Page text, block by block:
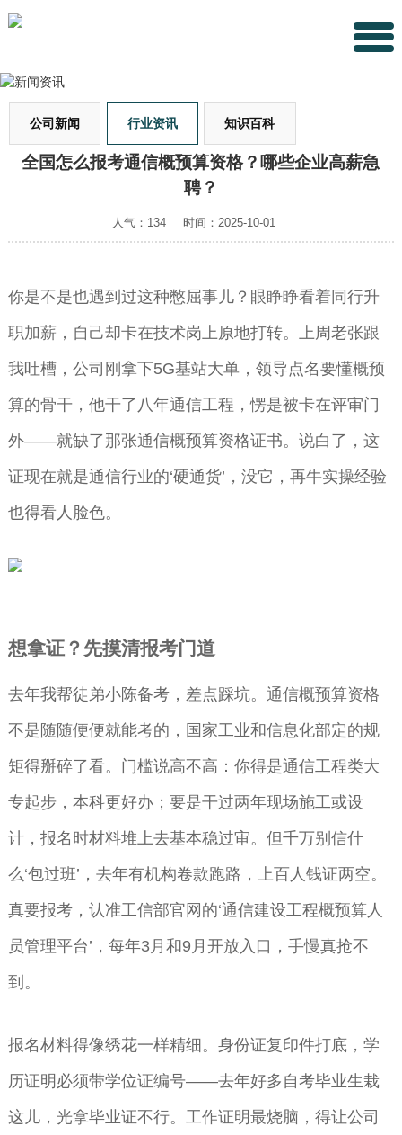
公司新闻 行业资讯 知识百科
全国怎么报考通信概预算资格？哪些企业高薪急
聘？
人气：134 时间：2025-10-01
你是不是也遇到过这种憋屈事儿？眼睁睁看着同行升
职加薪，自己却卡在技术岗上原地打转。上周老张跟
我吐槽，公司刚拿下5G基站大单，领导点名要懂概预
算的骨干，他干了八年通信工程，愣是被卡在评审门
外——就缺了那张通信概预算资格证书。说白了，这
证现在就是通信行业的‘硬通货’，没它，再牛实操经验
也得看人脸色。
想拿证？先摸清报考门道
去年我帮徒弟小陈备考，差点踩坑。通信概预算资格
不是随随便便就能考的，国家工业和信息化部定的规
矩得掰碎了看。门槛说高不高：你得是通信工程类大
专起步，本科更好办；要是干过两年现场施工或设
计，报名时材料堆上去基本稳过审。但千万别信什
么‘包过班’，去年有机构卷款跑路，上百人钱证两空。
真要报考，认准工信部官网的‘通信建设工程概预算人
员管理平台’，每年3月和9月开放入口，手慢真抢不
到。
报名材料得像绣花一样精细。身份证复印件打底，学
历证明必须带学位证编号——去年好多自考毕业生栽
这儿，光拿毕业证不行。工作证明最烧脑，得让公司